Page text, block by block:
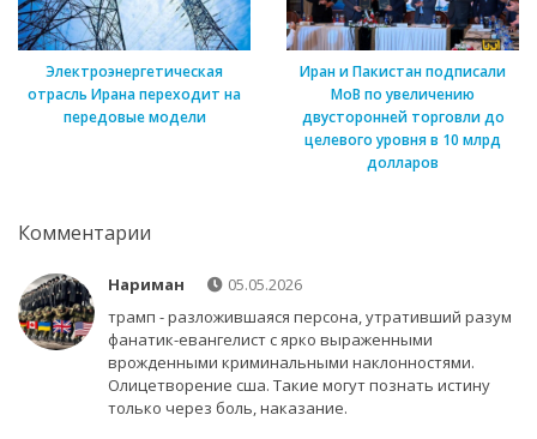
Электроэнергетическая
отрасль Ирана переходит на
передовые модели
Иран и Пакистан подписали
МоВ по увеличению
двусторонней торговли до
целевого уровня в 10 млрд
долларов
Комментарии
Нариман
05.05.2026
трамп - разложившаяся персона, утративший разум
фанатик-евангелист с ярко выраженными
врожденными криминальными наклонностями.
Олицетворение сша. Такие могут познать истину
только через боль, наказание.